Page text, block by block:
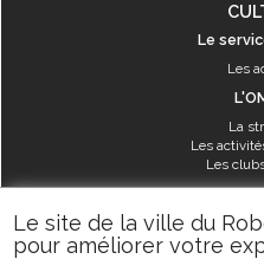
Le site de la ville du
pour améliorer votre
Le
Les
La
Les
Les
Les
Les